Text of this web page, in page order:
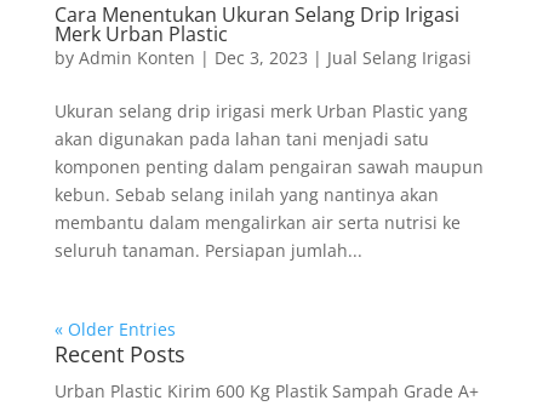
Cara Menentukan Ukuran Selang Drip Irigasi
Merk Urban Plastic
by Admin Konten | Dec 3, 2023 | Jual Selang Irigasi
Ukuran selang drip irigasi merk Urban Plastic yang
akan digunakan pada lahan tani menjadi satu
komponen penting dalam pengairan sawah maupun
kebun. Sebab selang inilah yang nantinya akan
membantu dalam mengalirkan air serta nutrisi ke
seluruh tanaman. Persiapan jumlah...
« Older Entries
Recent Posts
Urban Plastic Kirim 600 Kg Plastik Sampah Grade A+